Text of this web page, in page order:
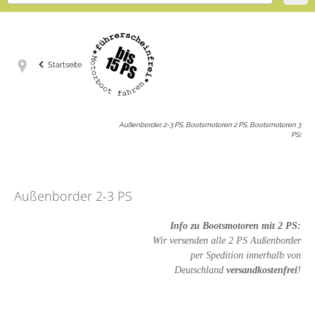
Startseite
Außenborder, 2-3 PS, Bootsmotoren 2 PS, Bootsmotoren 3
PS:
Außenborder 2-3 PS
Info zu Bootsmotoren mit 2 PS:
Wir versenden alle 2 PS Außenborder
per Spedition innerhalb von
Deutschland versandkostenfrei!